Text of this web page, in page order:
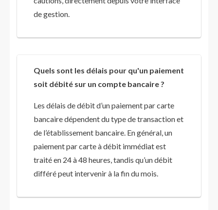
de gestion.
Quels sont les délais pour qu'un paiement
soit débité sur un compte bancaire ?
Les délais de débit d’un paiement par carte
bancaire dépendent du type de transaction et
de l’établissement bancaire. En général, un
paiement par carte à débit immédiat est
traité en 24 à 48 heures, tandis qu’un débit
différé peut intervenir à la fin du mois.